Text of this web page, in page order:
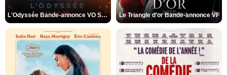
L'Odyssée Bande-annonce VO STFR Le Triangle d'or Bande-annonce VF